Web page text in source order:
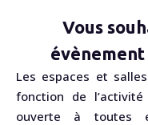
Vous
évènement
Les espaces et
fonction de
ouverte à toutes